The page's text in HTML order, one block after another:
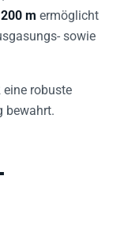
200 m ermöglicht
sowie
robuste
bewahrt.